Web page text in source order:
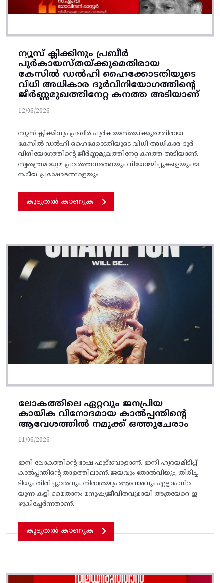
ന്യൂസ് ക്ലിക്കിനും പ്രബീര്‍
പുര്‍കായസ്‌തയ്‌ക്കുമെതിരായ
കേസിൽ ഡല്‍ഹി ഹൈക്കോടതിയുടെ
വിധി അധികാര ദുർവിനിയോഗത്തിൻ്റെ
ജീർണ്ണമുഖത്തിനേറ്റ കനത്ത അടിയാണ്
12/06/2026
ന്യൂസ് ക്ലിക്കിനും പ്രബീര്‍ പുര്‍കായസ്‌തയ്‌ക്കുമെതിരായ
കേസിൽ ഡല്‍ഹി ഹൈക്കോടതിയുടെ വിധി അധികാര ദുർ
വിനിയോഗത്തിൻ്റെ ജീർണ്ണമുഖത്തിനേറ്റ കനത്ത അടിയാണ്.
സ്വതന്ത്രമാധ്യമ പ്രവർത്തനത്തെയും വിയോജിപ്പുകളെയും ജ
നകീയ പ്രക്ഷോഭങ്ങളെയും
കൂടുതൽ കാണുക
ലോകത്തിലെ ഏറ്റവും ജനപ്രിയ
കായിക വിനോദമായ കാൽപ്പന്തിന്റെ
ആവേശത്തിൽ നമുക്ക് ഒത്തുചേരാം
11/06/2026
ഇനി ലോകത്തിൻ്റെ ഭാഷ ഫുട്ബോളാണ്. ഇനി ഹൃദയമിടിപ്പ്
കാൽപ്പന്തിന്റെ താളത്തിലാണ്. ജയവും തോൽവിയും, തിരിച്ച
ടിയും തിരിച്ചുവരവും, നിരാശയും ആവേശവും എല്ലാം നിറ
യുന്ന കളി മൈതാനം മനുഷ്യജീവിതവുമായി അത്രയേറെ ഇ
ഴുകിച്ചേർന്നതാണ്.
കൂടുതൽ കാണുക